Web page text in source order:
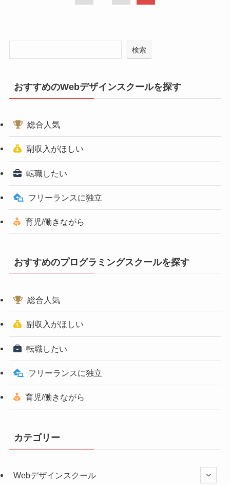
検索
おすすめのWebデザインスクールを探す
総合人気
副収入がほしい
転職したい
フリーランスに独立
育児/働きながら
おすすめのプログラミングスクールを探す
総合人気
副収入がほしい
転職したい
フリーランスに独立
育児/働きながら
カテゴリー
Webデザインスクール